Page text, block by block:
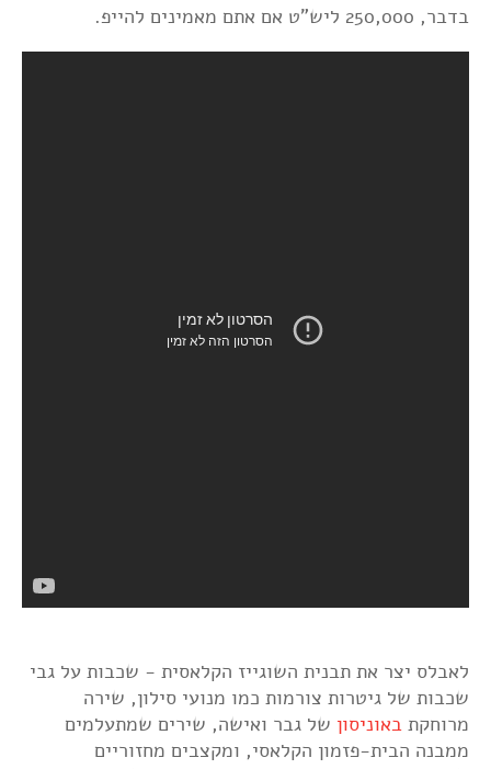
בדבר, 250,000 ליש"ט אם אתם מאמינים להייפ.
לאבלס יצר את תבנית השוגייז הקלאסית - שכבות על גבי
שכבות של גיטרות צורמות כמו מנועי סילון, שירה
מרוחקת באוניסון של גבר ואישה, שירים שמתעלמים
ממבנה הבית-פזמון הקלאסי, ומקצבים מחזוריים